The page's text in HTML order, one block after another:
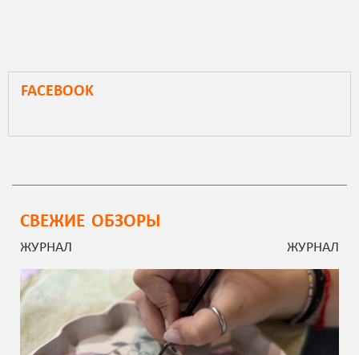
FACEBOOK
СВЕЖИЕ ОБЗОРЫ
ЖУРНАЛ ЖУРНАЛ